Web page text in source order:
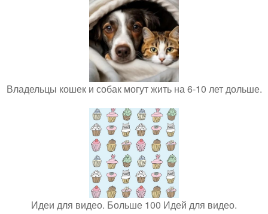
Владельцы кошек и собак могут жить на 6-10 лет дольше.
Идеи для видео. Больше 100 Идей для видео.